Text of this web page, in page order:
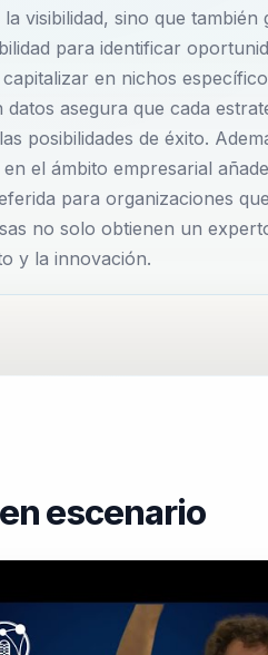
en transformar la
clave para aumentar la
desde startups hasta
y a destacar en el
continuamente nuevas
visibilidad, sino que
para identificar
capitalizar en nichos
datos asegura que cada
posibilidades de éxito.
en el ámbito empresarial
para organizaciones
no solo obtienen un
y la innovación.
escenario